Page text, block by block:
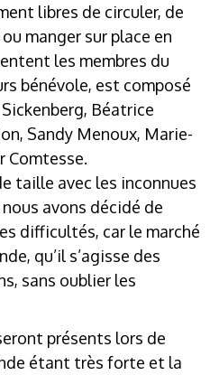
libres de circuler, de
manger sur place en
les membres du
bénévole, est composé
Béatrice
Sandy Menoux, Marie-
Comtesse.
taille avec les inconnues
avons décidé de
difficultés, car le marché
qu’il s’agisse des
sans oublier les
présents lors de
étant très forte et la